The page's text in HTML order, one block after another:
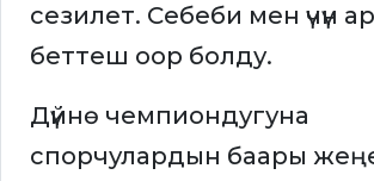
сезилет. Себеби мен үчүн
беттеш оор болду.
Дүйнө чемпиондугуна
спорчулардын баары